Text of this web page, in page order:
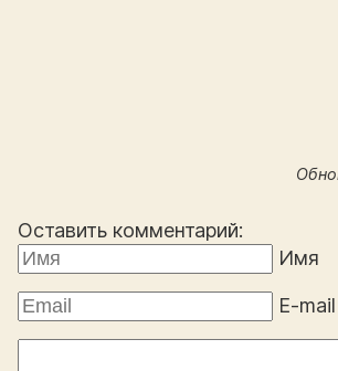
Оставить комментарий:
Имя
E-mail